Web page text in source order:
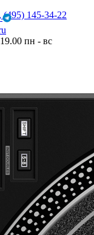
(495) 145-34-22
пн - вс